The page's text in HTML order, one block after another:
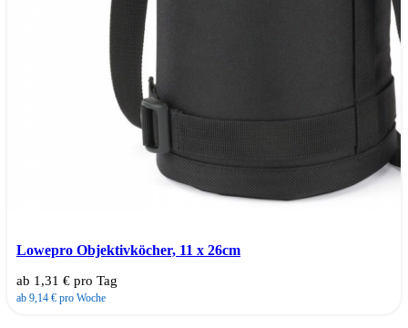
Lowepro Objektivköcher, 11 x 26cm
ab 1,31 € pro Tag
ab 9,14 € pro Woche